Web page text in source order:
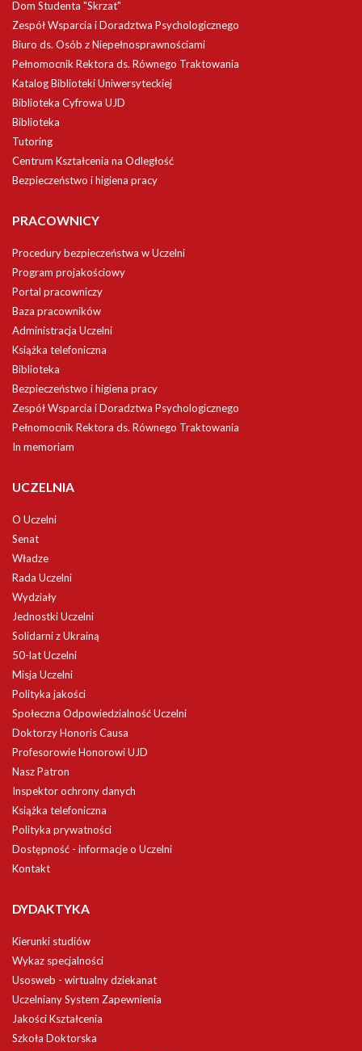
Dom Studenta "Skrzat"
Zespół Wsparcia i Doradztwa Psychologicznego
Biuro ds. Osób z Niepełnosprawnościami
Pełnomocnik Rektora ds. Równego Traktowania
Katalog Biblioteki Uniwersyteckiej
Biblioteka Cyfrowa UJD
Biblioteka
Tutoring
Centrum Kształcenia na Odległość
Bezpieczeństwo i higiena pracy
PRACOWNICY
Procedury bezpieczeństwa w Uczelni
Program projakościowy
Portal pracowniczy
Baza pracowników
Administracja Uczelni
Książka telefoniczna
Biblioteka
Bezpieczeństwo i higiena pracy
Zespół Wsparcia i Doradztwa Psychologicznego
Pełnomocnik Rektora ds. Równego Traktowania
In memoriam
UCZELNIA
O Uczelni
Senat
Władze
Rada Uczelni
Wydziały
Jednostki Uczelni
Solidarni z Ukrainą
50-lat Uczelni
Misja Uczelni
Polityka jakości
Społeczna Odpowiedzialność Uczelni
Doktorzy Honoris Causa
Profesorowie Honorowi UJD
Nasz Patron
Inspektor ochrony danych
Książka telefoniczna
Polityka prywatności
Dostępność - informacje o Uczelni
Kontakt
DYDAKTYKA
Kierunki studiów
Wykaz specjalności
Usosweb - wirtualny dziekanat
Uczelniany System Zapewnienia
Jakości Kształcenia
Szkoła Doktorska